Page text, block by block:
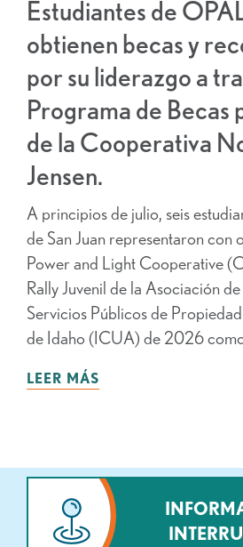
Estudiantes de
obtienen becas y
por su liderazgo a
Programa de Becas
de la Cooperativa
Jensen.
A principios de julio, seis
de San Juan representaron con
Power and Light Cooperative
Rally Juvenil de la Asociación
Servicios Públicos de
de Idaho (ICUA) de 2026
LEER MÁS